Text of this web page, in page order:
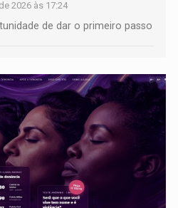
2026 às 17:24
de dar o primeiro passo